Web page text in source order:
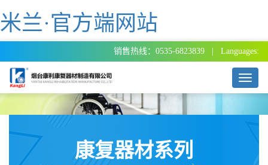
米兰·官方端网站
销售热线：0535-6823839 | Languages:
T
o
g
康复器材系列